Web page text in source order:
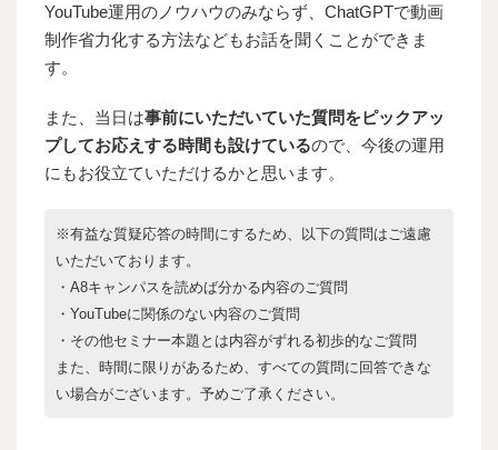
YouTube運用のノウハウのみならず、ChatGPTで動画
制作省力化する方法などもお話を聞くことができま
す。
また、当日は事前にいただいていた質問をピックアッ
プしてお応えする時間も設けているので、今後の運用
にもお役立ていただけるかと思います。
※有益な質疑応答の時間にするため、以下の質問はご遠慮
いただいております。
・A8キャンパスを読めば分かる内容のご質問
・YouTubeに関係のない内容のご質問
・その他セミナー本題とは内容がずれる初歩的なご質問
また、時間に限りがあるため、すべての質問に回答できな
い場合がございます。予めご了承ください。